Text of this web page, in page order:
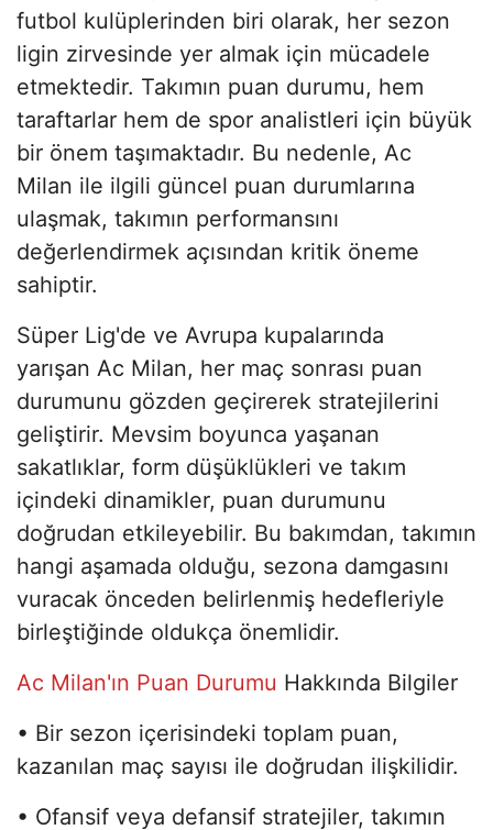
futbol kulüplerinden biri olarak, her sezon
ligin zirvesinde yer almak için mücadele
etmektedir. Takımın puan durumu, hem
taraftarlar hem de spor analistleri için büyük
bir önem taşımaktadır. Bu nedenle, Ac
Milan ile ilgili güncel puan durumlarına
ulaşmak, takımın performansını
değerlendirmek açısından kritik öneme
sahiptir.
Süper Lig'de ve Avrupa kupalarında
yarışan Ac Milan, her maç sonrası puan
durumunu gözden geçirerek stratejilerini
geliştirir. Mevsim boyunca yaşanan
sakatlıklar, form düşüklükleri ve takım
içindeki dinamikler, puan durumunu
doğrudan etkileyebilir. Bu bakımdan, takımın
hangi aşamada olduğu, sezona damgasını
vuracak önceden belirlenmiş hedefleriyle
birleştiğinde oldukça önemlidir.
Ac Milan'ın Puan Durumu Hakkında Bilgiler
• Bir sezon içerisindeki toplam puan,
kazanılan maç sayısı ile doğrudan ilişkilidir.
• Ofansif veya defansif stratejiler, takımın